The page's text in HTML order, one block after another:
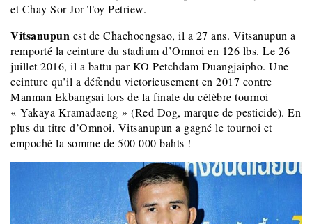
et Chay Sor Jor Toy Petriew.
Vitsanupun est de Chachoengsao, il a 27 ans. Vitsanupun a
remporté la ceinture du stadium d’Omnoi en 126 lbs. Le 26
juillet 2016, il a battu par KO Petchdam Duangjaipho. Une
ceinture qu’il a défendu victorieusement en 2017 contre
Manman Ekbangsai lors de la finale du célèbre tournoi
« Yakaya Kramadaeng » (Red Dog, marque de pesticide). En
plus du titre d’Omnoi, Vitsanupun a gagné le tournoi et
empoché la somme de 500 000 bahts !